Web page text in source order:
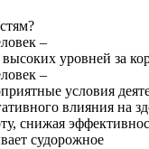
–
высоких уровней за
–
условия
влияния на
, снижая
судорожное